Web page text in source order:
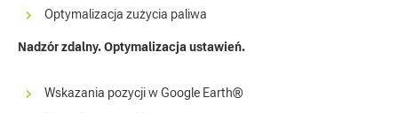
Optymalizacja zużycia paliwa
Nadzór zdalny. Optymalizacja ustawień.
Wskazania pozycji w Google Earth®